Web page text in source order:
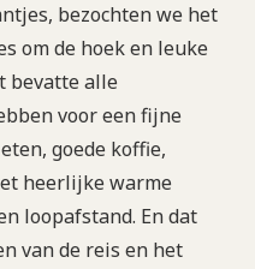
bezochten we het
om de hoek en leuke
bevatte alle
voor een fijne
goede koffie,
heerlijke warme
loopafstand. En dat
van de reis en het